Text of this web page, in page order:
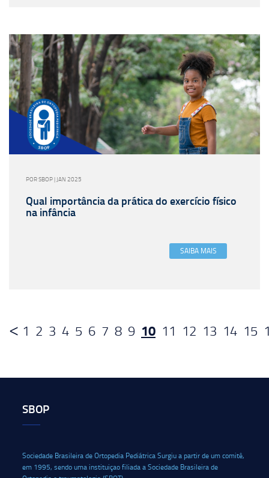
POR SBOP | JAN 2025
Qual importância da prática do exercício físico
na infância
SAIBA MAIS
1 2 3 4 5 6 7 8 9 10 11 12 13 14 15
SBOP
Sociedade Brasileira de Ortopedia Pediátrica Surgiu a partir de um comitê,
em 1995, sendo uma instituiçao filiada a Sociedade Brasileira de